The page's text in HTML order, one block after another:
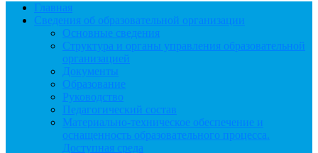
Главная
Сведения об образовательной организации
Основные сведения
Структура и органы управления образовательной
организацией
Документы
Образование
Руководство
Педагогический состав
Материально-техническое обеспечение и
оснащенность образовательного процесса.
Доступная среда